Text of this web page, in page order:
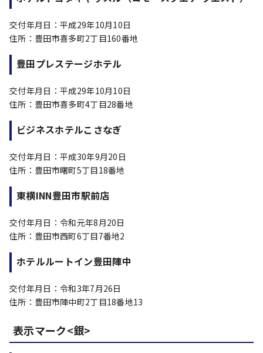
交付年月日：平成29年10月10日
住所：豊田市喜多町2丁目160番地
豊田プレステージホテル
交付年月日：平成29年10月10日
住所：豊田市喜多町4丁目28番地
ビジネスホテルこさなぎ
交付年月日：平成30年9月20日
住所：豊田市曙町5丁目18番地
東横INN豊田市駅前店
交付年月日：令和元年8月20日
住所：豊田市西町6丁目7番地2
ホテルルートイン豊田陣中
交付年月日：令和3年7月26日
住所：豊田市陣中町2丁目18番地13
表示マーク<銀>